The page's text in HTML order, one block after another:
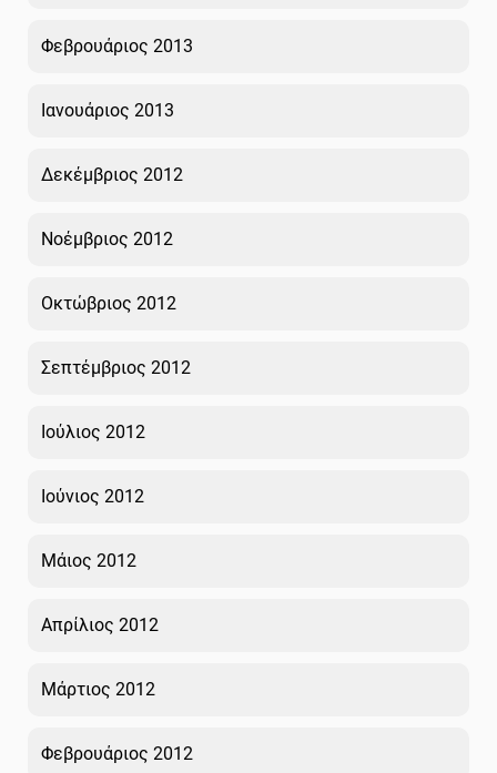
Φεβρουάριος 2013
Ιανουάριος 2013
Δεκέμβριος 2012
Νοέμβριος 2012
Οκτώβριος 2012
Σεπτέμβριος 2012
Ιούλιος 2012
Ιούνιος 2012
Μάιος 2012
Απρίλιος 2012
Μάρτιος 2012
Φεβρουάριος 2012